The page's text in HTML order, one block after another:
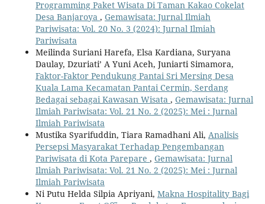
Programming Paket Wisata Di Taman Kakao Cokelat
Desa Banjaroya , Gemawisata: Jurnal Ilmiah
Pariwisata: Vol. 20 No. 3 (2024): Jurnal Ilmiah
Pariwisata
Meilinda Suriani Harefa, Elsa Kardiana, Suryana
Daulay, Dzuriati’ A Yuni Aceh, Juniarti Simamora,
Faktor-Faktor Pendukung Pantai Sri Mersing Desa
Kuala Lama Kecamatan Pantai Cermin, Serdang
Bedagai sebagai Kawasan Wisata , Gemawisata: Jurnal
Ilmiah Pariwisata: Vol. 21 No. 2 (2025): Mei : Jurnal
Ilmiah Pariwisata
Mustika Syarifuddin, Tiara Ramadhani Ali, Analisis
Persepsi Masyarakat Terhadap Pengembangan
Pariwisata di Kota Parepare , Gemawisata: Jurnal
Ilmiah Pariwisata: Vol. 21 No. 2 (2025): Mei : Jurnal
Ilmiah Pariwisata
Ni Putu Helda Silpia Apriyani, Makna Hospitality Bagi